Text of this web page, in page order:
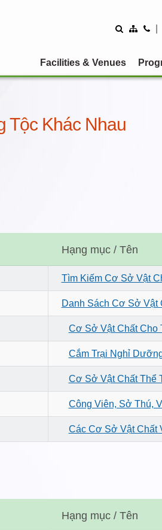
Facilities & Venues
Tộc Khác Nhau
Hạng mục / Tên
Tìm Kiếm Cơ Sở Vật
Danh Sách Cơ Sở
Cơ Sở Vật Chất Cho
Cắm Trại Nghỉ
Cơ Sở Vật Chất Thể
Công Viên, Sở Thú,
Các Cơ Sở Vật Chất
Hạng mục / Tên